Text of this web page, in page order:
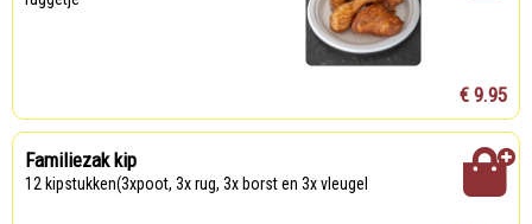
€ 9.95
Familiezak kip
12 kipstukken(3xpoot, 3x rug, 3x borst en 3x vleugel